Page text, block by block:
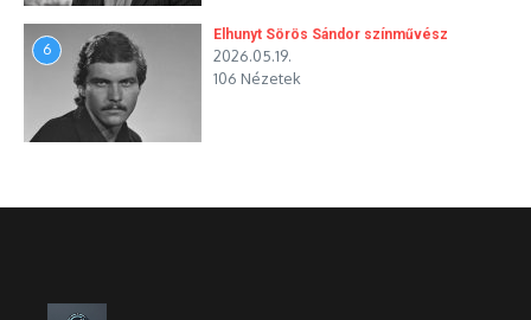
6
Elhunyt Sörös Sándor színművész
2026.05.19.
106 Nézetek